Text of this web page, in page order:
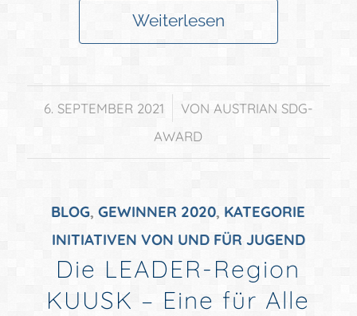
Weiterlesen
6. SEPTEMBER 2021
/ VON AUSTRIAN SDG-
AWARD
BLOG,GEWINNER 2020, KATEGORIE
INITIATIVEN VON UND FÜR JUGEND
Die LEADER-Region
KUUSK – Eine für Alle